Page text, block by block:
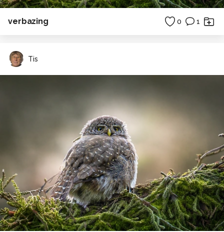
verbazing 0 1
Tis